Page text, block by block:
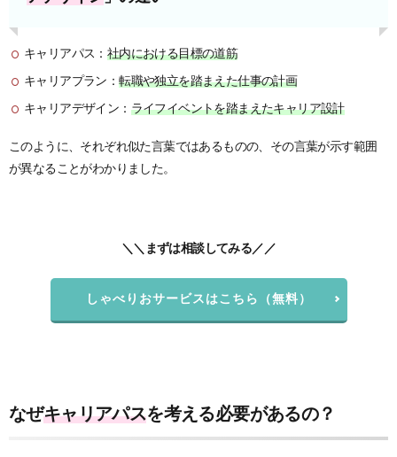
キャリアパス： 社内における目標の道筋
キャリアプラン：転職や独立を踏まえた仕事の計画
キャリアデザイン： ライフイベントを踏まえたキャリア設計
このように、それぞれ似た言葉ではあるものの、その言葉が示す範囲
が異なることがわかりました。
＼＼まずは相談してみる／／
しゃべりおサービスはこちら（無料）
なぜキャリアパスを考える必要があるの？